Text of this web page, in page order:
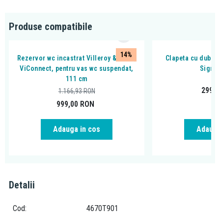
culoarea capacului: alb alpin
Produse compatibile
14%
Rezervor wc incastrat Villeroy & Boch,
ViConnect, pentru vas wc suspendat,
111 cm
999,00 RON
1.166,93RON
Adauga in cos
Clapeta cu
Detalii
Cod 4670T901